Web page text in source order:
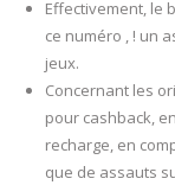
Effectivement, le
ce numéro , ! un
jeux.
Concernant les
pour cashback,
recharge, en
que de assauts